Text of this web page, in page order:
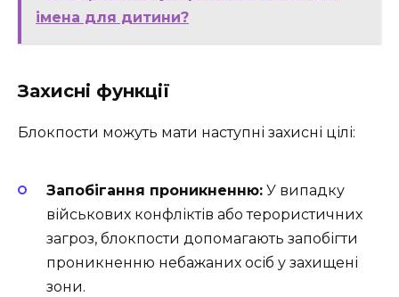
імена для дитини?
Захисні функції
Блокпости можуть мати наступні захисні цілі:
Запобігання проникненню: У випадку
військових конфліктів або терористичних
загроз, блокпости допомагають запобігти
проникненню небажаних осіб у захищені
зони.